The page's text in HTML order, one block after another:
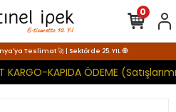
Teslimat 🚀 | Sektörde 25. YIL 🧿
KAPIDA ÖDEME
0